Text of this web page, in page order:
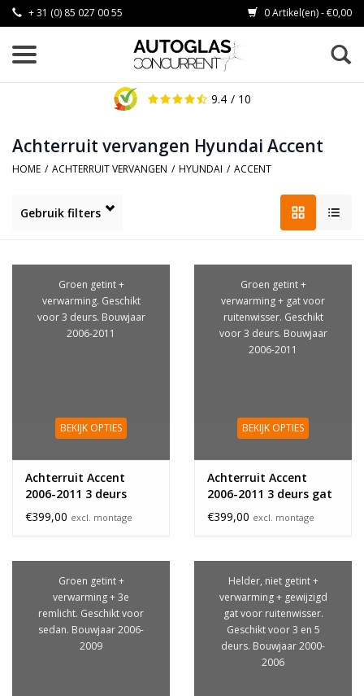
+ 31 (0) 85 027 00 55 0 Artikel(en) - €0,00
9.4 / 10
Achterruit vervangen Hyundai Accent
HOME / ACHTERRUIT VERVANGEN / HYUNDAI / ACCENT
Gebruik filters
Groen getint +
verwarming. Geschikt
voor 3 deurs. Bouwjaar
2006-2011
BEKIJK OPTIES
Achterruit Accent
2006-2011 3 deurs
€399,00 excl. montage
Groen getint +
verwarming + gat voor
ruitenwisser. Geschikt
voor 3 deurs. Bouwjaar
2006-2011
BEKIJK OPTIES
Achterruit Accent
2006-2011 3 deurs gat
€399,00 excl. montage
Groen getint +
verwarming + 3e
remlicht. Geschikt voor
sedan. Bouwjaar 2006-
2009
Helder, niet getint +
verwarming + gewijzigd
gat voor ruitenwisser.
Geschikt voor 3 en 5
deurs. Bouwjaar 2000-
2006